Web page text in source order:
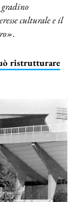
culturale e il
.
ristrutturare